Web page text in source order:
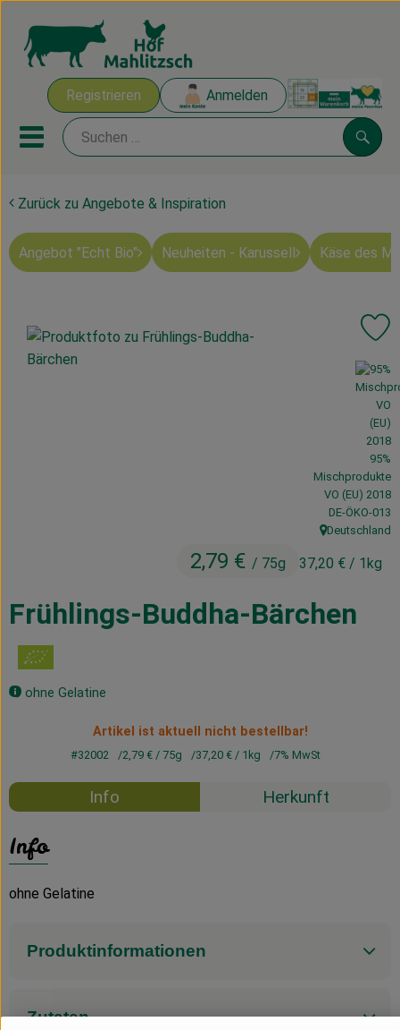
Registrieren Anmelden
Mobiles Menu öffnen oder
Ökokisten
Mahlitzscher Produkte
Ökokisten
Über uns
Zurück zu Angebote & Inspiration
Angebot "Echt Bio" Neuheiten - Karussell Käse des
Frühlings-Buddha-Bärchen
ohne Gelatine
2,79 € / 75g 37,20 € / 1kg
, Verband:
95%
Mischprodukte
VO (EU) 2018
,DE-ÖKO-013
, Herkunft:
Deutschland
Artikel ist aktuell nicht bestellbar!
#32002 2,79 € / 75g 37,20 € / 1kg 7% MwSt
Info Herkunft
Info
ohne Gelatine
Produktinformationen
Zutaten